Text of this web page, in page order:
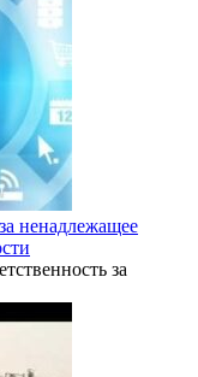
ненадлежащее
за